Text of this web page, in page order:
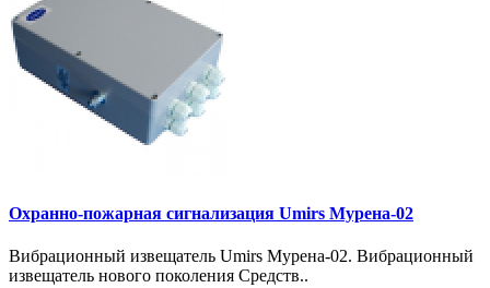
Охранно-пожарная сигнализация Umirs Мурена-02
Вибрационный извещатель Umirs Мурена-02. Вибрационный
извещатель нового поколения Средств..